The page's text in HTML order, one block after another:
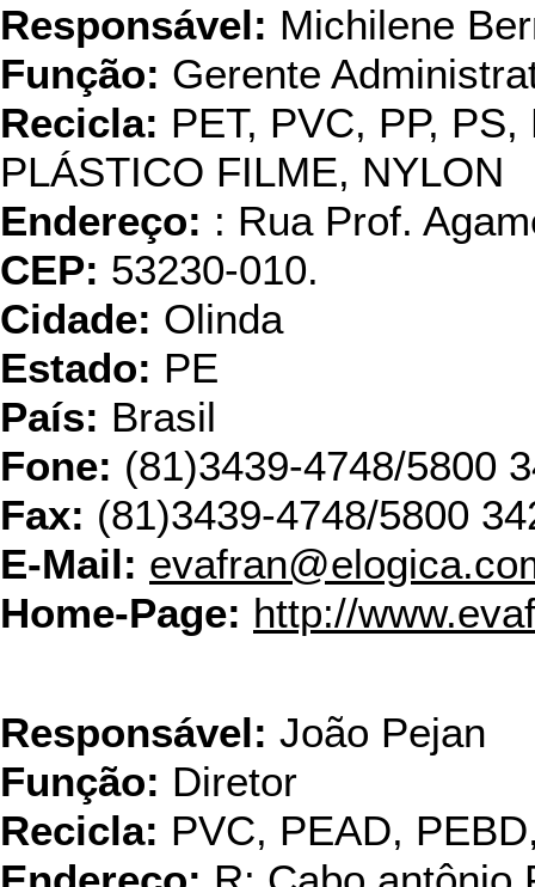
Responsável: Michilene
Função: Gerente
Recicla: PET, PVC, PP,
PLÁSTICO FILME, NYLON
Endereço: : Rua Prof.
CEP: 53230-010.
Cidade: Olinda
Estado: PE
País: Brasil
Fone: (81)3439-4748/5800
Fax: (81)3439-4748/5800
E-Mail:
Home-Page: http://
Responsável: João Pejan
Função: Diretor
Recicla: PVC, PEAD,